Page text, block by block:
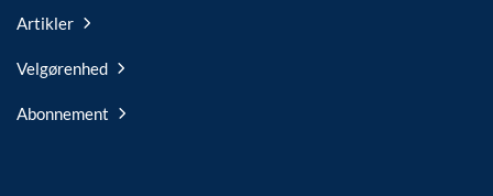
Artikler
Velgørenhed
Abonnement